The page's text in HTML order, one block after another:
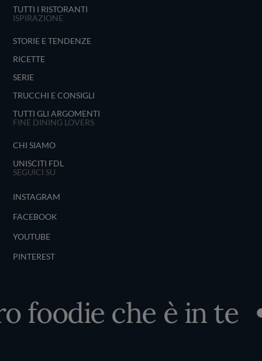
TUTTI I RISTORANTI
ISPIRAZIONE
STORIE E TENDENZE
RICETTE
SERIE
TRUCCHI E CONSIGLI
TUTTI GLI ARGOMENTI
FINE DINING LOVERS
CHI SIAMO
UNISCITI FDL
SEGUICI SU
INSTAGRAM
FACEBOOK
YOUTUBE
PINTEREST
foodie che è in te